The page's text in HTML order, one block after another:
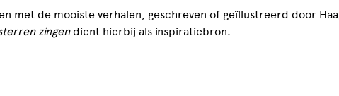
met de mooiste verhalen, geschreven of geïllustreerd door
zingen dient hierbij als inspiratiebron.